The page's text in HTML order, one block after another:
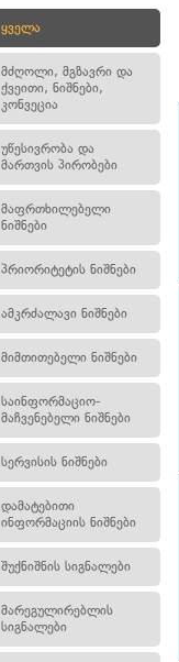
ყველა
მძღოლი, მგზავრი და
ქვეითი, ნიშნები,
კონვეცია
უწესივრობა და
მართვის პირობები
მაფრთხილებელი
ნიშნები
პრიორიტეტის ნიშნები
ამკრძალავი ნიშნები
მიმთითებელი ნიშნები
საინფორმაციო-
მაჩვენებელი ნიშნები
სერვისის ნიშნები
დამატებითი
ინფორმაციის ნიშნები
შუქნიშნის სიგნალები
მარეგულირებლის
სიგნალები